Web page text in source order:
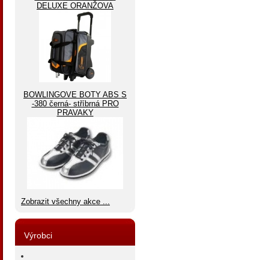
DELUXE ORANŽOVA
BOWLINGOVE BOTY ABS S
-380 černá- stříbrná PRO
PRAVAKY
Zobrazit všechny akce ...
Výrobci